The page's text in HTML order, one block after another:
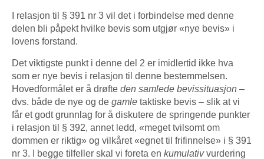
I relasjon til § 391 nr 3 vil det i forbindelse med denne
delen bli påpekt hvilke bevis som utgjør «nye bevis» i
lovens forstand.
Det viktigste punkt i denne del 2 er imidlertid ikke hva
som er nye bevis i relasjon til denne bestemmelsen.
Hovedformålet er å drøfte den samlede bevissituasjon –
dvs. både de nye og de gamle taktiske bevis – slik at vi
får et godt grunnlag for å diskutere de springende punkter
i relasjon til § 392, annet ledd, «meget tvilsomt om
dommen er riktig» og vilkåret «egnet til frifinnelse» i § 391
nr 3. I begge tilfeller skal vi foreta en kumulativvurdering